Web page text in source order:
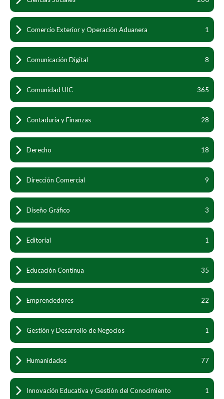
Comercio Exterior y Operación Aduanera 1
Comunicación Digital 8
Comunidad UIC 365
Contaduría y Finanzas 28
Derecho 18
Dirección Comercial 9
Diseño Gráfico 3
Editorial 1
Educación Continua 35
Emprendedores 22
Gestión y Desarrollo de Negocios 1
Humanidades 77
Innovación Educativa y Gestión del Conocimiento 1